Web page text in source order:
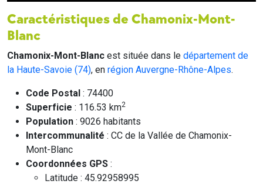
Caractéristiques de Chamonix-Mont-
Blanc
Chamonix-Mont-Blanc est située dans le département de
la Haute-Savoie (74), en région Auvergne-Rhône-Alpes.
Code Postal : 74400
Superficie : 116.53 km2
Population : 9026 habitants
Intercommunalité : CC de la Vallée de Chamonix-
Mont-Blanc
Coordonnées GPS :
Latitude : 45.92958995